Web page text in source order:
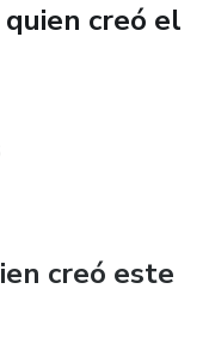
creó el
creó este